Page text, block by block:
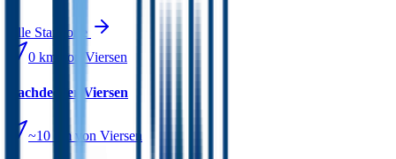
Alle Standorte
0 km
von Viersen
Dachdecker Viersen
~10 km von Viersen